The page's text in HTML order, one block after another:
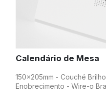
Calendário de Mesa
150x205mm - Couché
Enobrecimento - Wire-o